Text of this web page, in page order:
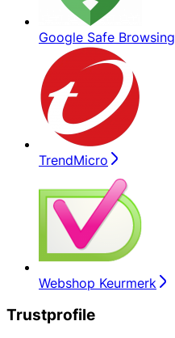
Google Safe Browsing
TrendMicro
Webshop Keurmerk
Trustprofile